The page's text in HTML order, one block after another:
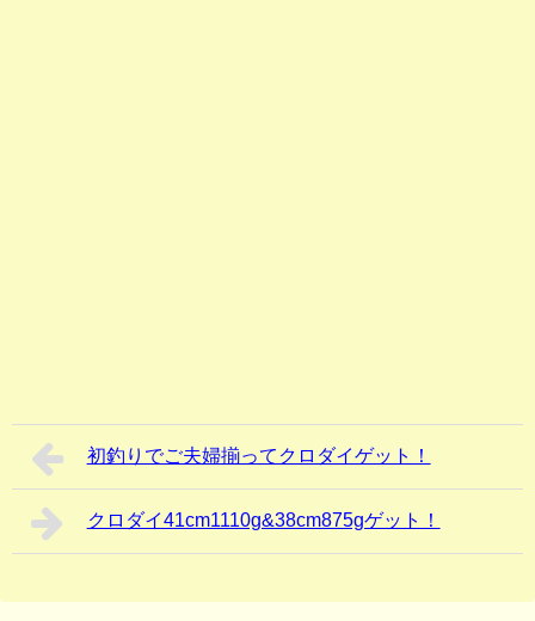
初釣りでご夫婦揃ってクロダイゲット！
クロダイ41cm1110g&38cm875gゲット！